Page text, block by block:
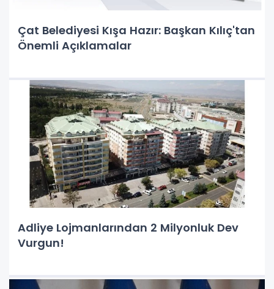
Çat Belediyesi Kışa Hazır: Başkan Kılıç'tan
Önemli Açıklamalar
Adliye Lojmanlarından 2 Milyonluk Dev
Vurgun!